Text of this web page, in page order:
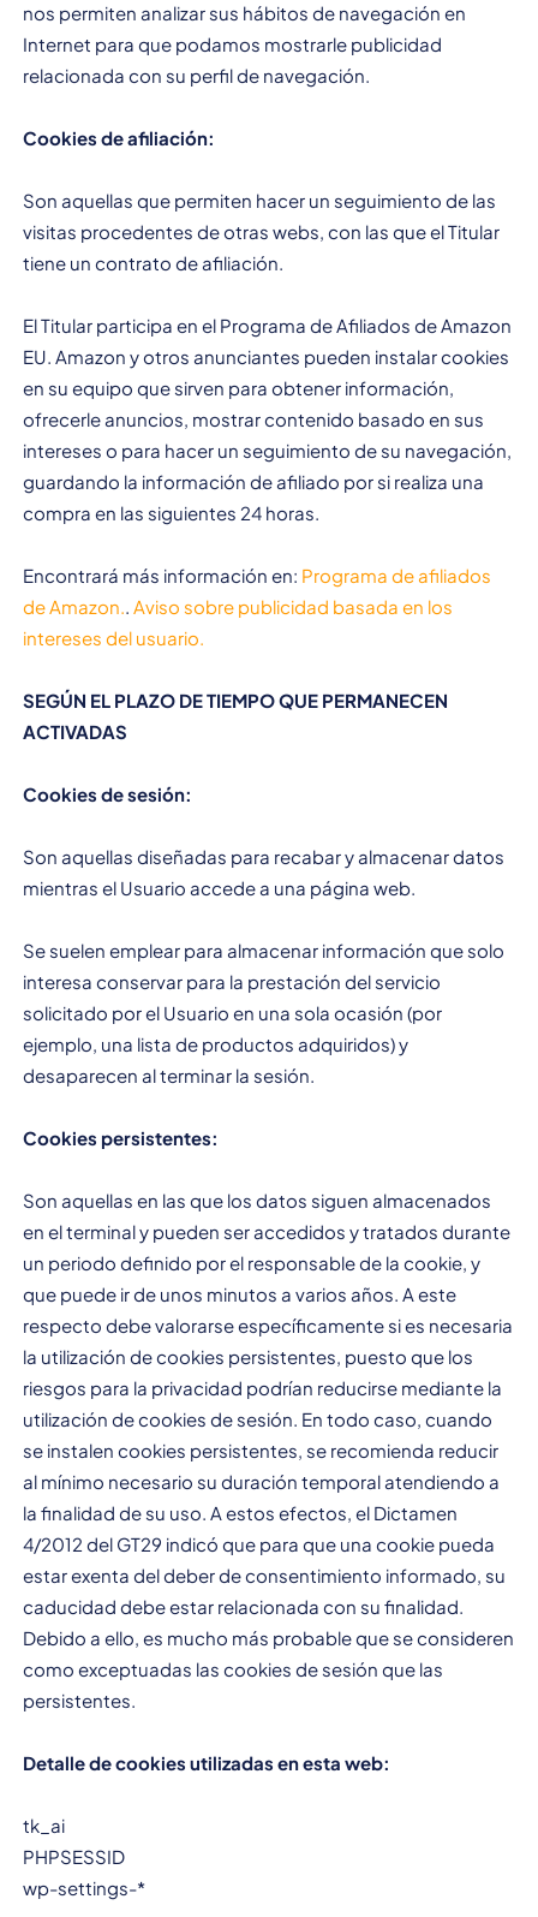
nos permiten analizar sus hábitos de navegación en
Internet para que podamos mostrarle publicidad
relacionada con su perfil de navegación.
Cookies de afiliación:
Son aquellas que permiten hacer un seguimiento de las
visitas procedentes de otras webs, con las que el Titular
tiene un contrato de afiliación.
El Titular participa en el Programa de Afiliados de Amazon
EU. Amazon y otros anunciantes pueden instalar cookies
en su equipo que sirven para obtener información,
ofrecerle anuncios, mostrar contenido basado en sus
intereses o para hacer un seguimiento de su navegación,
guardando la información de afiliado por si realiza una
compra en las siguientes 24 horas.
Encontrará más información en: Programa de afiliados
de Amazon.
Aviso sobre publicidad basada en los
intereses del usuario.
SEGÚN EL PLAZO DE TIEMPO QUE PERMANECEN
ACTIVADAS
Cookies de sesión:
Son aquellas diseñadas para recabar y almacenar datos
mientras el Usuario accede a una página web.
Se suelen emplear para almacenar información que solo
interesa conservar para la prestación del servicio
solicitado por el Usuario en una sola ocasión (por
ejemplo, una lista de productos adquiridos) y
desaparecen al terminar la sesión.
Cookies persistentes:
Son aquellas en las que los datos siguen almacenados
en el terminal y pueden ser accedidos y tratados durante
un periodo definido por el responsable de la cookie, y
que puede ir de unos minutos a varios años. A este
respecto debe valorarse específicamente si es necesaria
la utilización de cookies persistentes, puesto que los
riesgos para la privacidad podrían reducirse mediante la
utilización de cookies de sesión. En todo caso, cuando
se instalen cookies persistentes, se recomienda reducir
al mínimo necesario su duración temporal atendiendo a
la finalidad de su uso. A estos efectos, el Dictamen
4/2012 del GT29 indicó que para que una cookie pueda
estar exenta del deber de consentimiento informado, su
caducidad debe estar relacionada con su finalidad.
Debido a ello, es mucho más probable que se consideren
como exceptuadas las cookies de sesión que las
persistentes.
Detalle de cookies utilizadas en esta web:
tk_ai
PHPSESSID
wp-settings-*